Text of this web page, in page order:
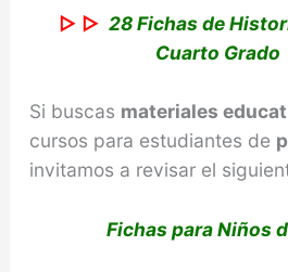
▷ ▷ 28 Fichas de
Cuarto Grado
Si buscas materiales
cursos para estudiantes de
invitamos a revisar el
Fichas para Niños